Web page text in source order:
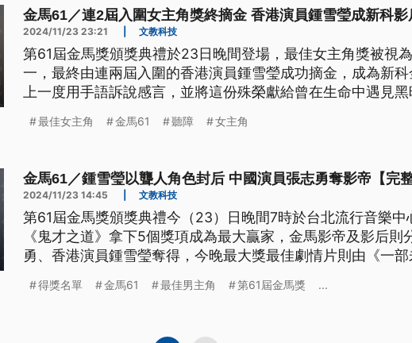
金馬61／連2屆入圍女主角獎終摘金 香港演員鍾雪瑩成新科影
2024/11/23 23:21 文教科技
第61屆金馬獎頒獎典禮於23日晚間登場，最佳女主角獎被視
一，最終由連兩屆入圍的香港演員鍾雪瑩成功摘金，成為新
上一度用手語訴說感言，並將這份殊榮獻給曾在生命中遇見
最佳女主角 金馬61 聽障 女主角
金馬61／鍾雪瑩以聾人角色封后 中國演員張志勇奪影帝【完整
2024/11/23 14:45 文教科技
第61屆金馬獎頒獎典禮今（23）日晚間7時於台北流行音樂中
《鬼才之道》拿下5個獎項成為最大贏家，金馬影帝及影后則
勇、香港演員鍾雪瑩奪得，今晚最大獎最佳劇情片則由《一部
得獎名單 金馬61 最佳男主角 第61屆金馬獎 ...